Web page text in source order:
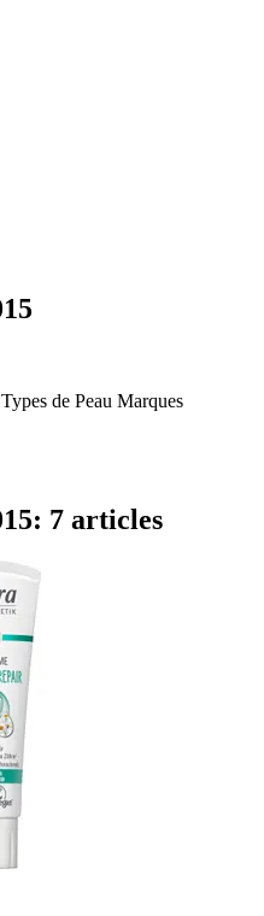
Types de Peau Marques
7 articles